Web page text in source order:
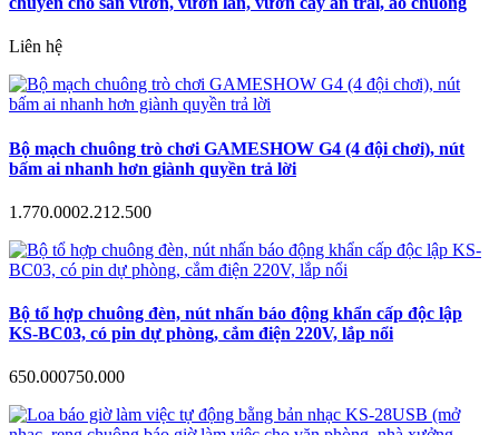
Liên hệ
Bộ mạch chuông trò chơi GAMESHOW G4 (4 đội chơi), nút
bấm ai nhanh hơn giành quyền trả lời
1.770.0002.212.500
Bộ tổ hợp chuông đèn, nút nhấn báo động khẩn cấp độc lập
KS-BC03, có pin dự phòng, cắm điện 220V, lắp nổi
650.000750.000